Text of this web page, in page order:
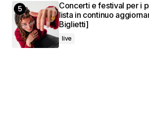
Concerti e festival per i
lista in continuo
Biglietti]
live